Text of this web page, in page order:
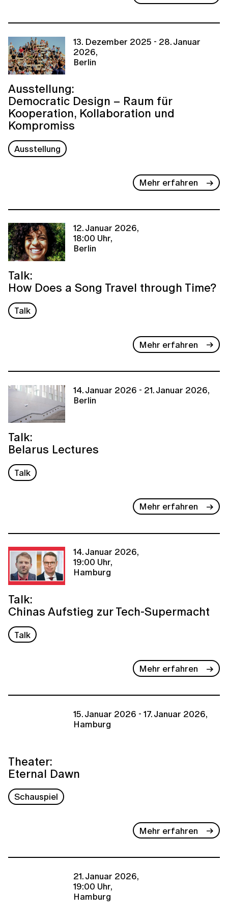
13. Dezember 2025 - 28. Januar
2026,
Berlin
Ausstellung:
Democratic Design – Raum für
Kooperation, Kollaboration und
Kompromiss
Ausstellung
Mehr erfahren
12. Januar 2026,
18:00 Uhr,
Berlin
Talk:
How Does a Song Travel through Time?
Talk
Mehr erfahren
14. Januar 2026 - 21. Januar 2026,
Berlin
Talk:
Belarus Lectures
Talk
Mehr erfahren
14. Januar 2026,
19:00 Uhr,
Hamburg
Talk:
Chinas Aufstieg zur Tech-Supermacht
Talk
Mehr erfahren
15. Januar 2026 - 17. Januar 2026,
Hamburg
Theater:
Eternal Dawn
Schauspiel
Mehr erfahren
21. Januar 2026,
19:00 Uhr,
Hamburg